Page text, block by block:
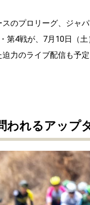
スのプロリーグ、ジャ
第4戦が、7月10日（
迫力のライブ配信も予
われるアップ